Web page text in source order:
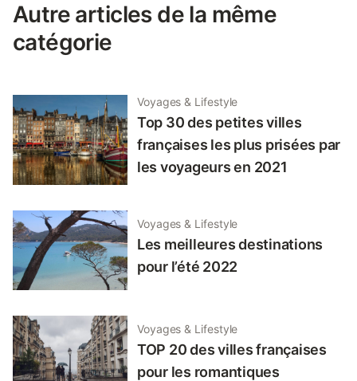
Autre articles de la même
catégorie
Voyages & Lifestyle
Top 30 des petites villes
françaises les plus prisées par
les voyageurs en 2021
Voyages & Lifestyle
Les meilleures destinations
pour l’été 2022
Voyages & Lifestyle
TOP 20 des villes françaises
pour les romantiques